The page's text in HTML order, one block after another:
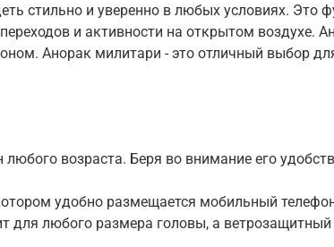
стильно и уверенно в любых условиях. Это
и активности на открытом
Анорак милитари - это отличный выбор
возраста. Беря во внимание его
удобно размещается мобильный
любого размера головы, а